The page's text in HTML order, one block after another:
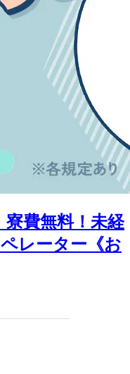
寮費無料！未経
レーター《お